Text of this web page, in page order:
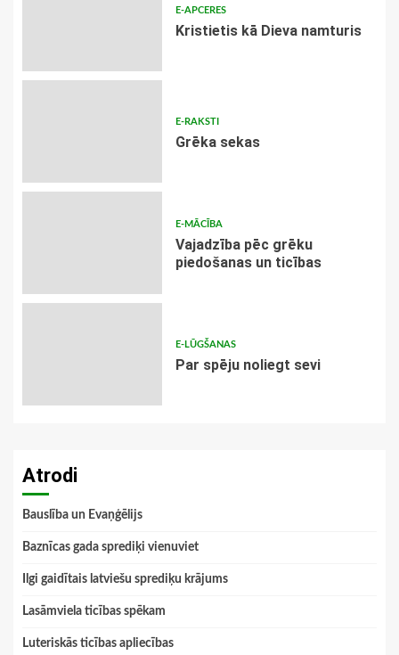
E-APCERES
Kristietis kā Dieva namturis
E-RAKSTI
Grēka sekas
E-MĀCĪBA
Vajadzība pēc grēku
piedošanas un ticības
E-LŪGŠANAS
Par spēju noliegt sevi
Atrodi
Bauslība un Evaņģēlijs
Baznīcas gada sprediķi vienuviet
Ilgi gaidītais latviešu sprediķu krājums
Lasāmviela ticības spēkam
Luteriskās ticības apliecības